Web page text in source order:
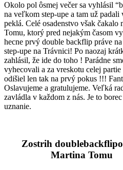
Okolo pol ôsmej večer sa vyhlásil
na veľkom step-upe a tam už padali
peklá. Celé osadenstvo však čakalo
Tomu, ktorý pred nejakým časom
hecne prvý double backflip práve
step-upe na Trávnici! Po naozaj
zahlásil, že ide do toho ! Parádne
vyhecovali a za vreskotu celej
odišiel len tak na prvý pokus !!!
Oslavujeme a gratulujeme. Veľká
zavládla v každom z nás. Je to
uznanie.
Zostrih
Martina Tomu